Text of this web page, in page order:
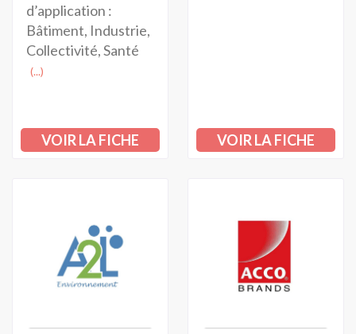
d’application :
Bâtiment, Industrie,
Collectivité, Santé
(...)
VOIR LA FICHE VOIR LA FICHE